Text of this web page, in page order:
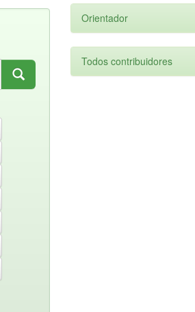
Orientador
Todos contribuidores